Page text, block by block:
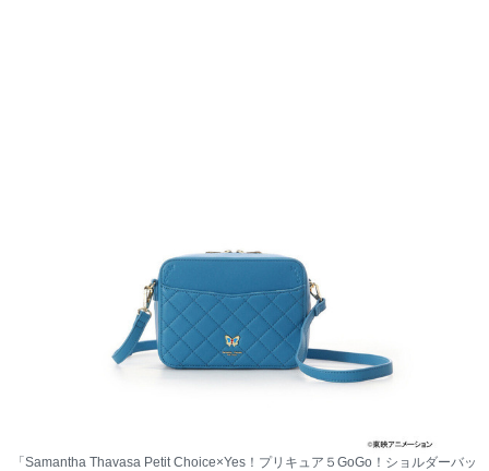
「Samantha Thavasa Petit Choice×Yes！プリキュア５GoGo！ショルダーバッ